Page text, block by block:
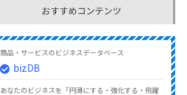
おすすめコンテンツ
商品・サービスのビジネスデータベース
bizDB
あなたのビジネスを「円滑にする・強化する・飛躍